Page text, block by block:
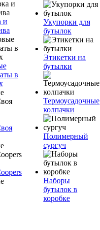
и
в
Укупорки для
бутылок
Этикетки на
бутылки
Термоусадочные
колпачки
Полимерный
сургуч
Наборы
бутылок в
коробке